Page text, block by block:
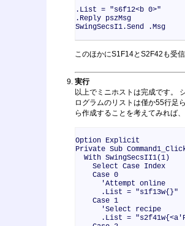
.List = "s6f12<b 0>"
.Reply pszMsg
SwingSecsI1.Send .Msg
このほかにS1F14とS2F42も受
実行
以上でミニホストは完成です。
ログラムのリストは僅か55行足
ら作成することを考えてみれば
Option Explicit
Private Sub
With SwingSecsII1(1)
Select Case Index
Case 0
'Attempt online
.List = "s1f13w{}"
Case 1
'Select recipe
.List = "s2f41w{<a'PP-